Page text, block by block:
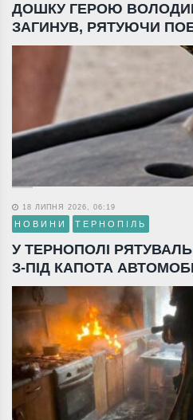
ДОШКУ ГЕРОЮ
ЗАГИНУВ, РЯТУЮЧИ
18 ЛИПНЯ 2026, 06:19
НОВИНИ ТЕРНОПІЛЬ
У ТЕРНОПОЛІ
З-ПІД КАПОТА